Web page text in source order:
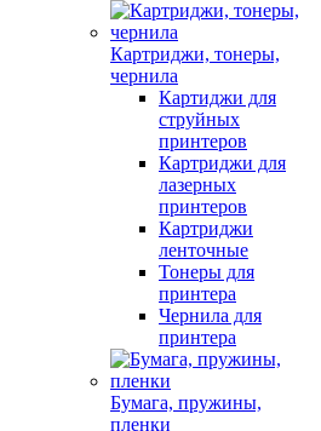
Картриджи, тонеры,
чернила
Картиджи для
струйных
принтеров
Картриджи для
лазерных
принтеров
Картриджи
ленточные
Тонеры для
принтера
Чернила для
принтера
Бумага, пружины,
пленки